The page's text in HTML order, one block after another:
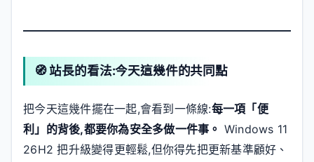
🧭 站長的看法:今天這幾件的共同點
把今天這幾件擺在一起,會看到一條線:每一項「便
利」的背後,都要你為安全多做一件事。 Windows 11
26H2 把升級變得更輕鬆,但你得先把更新基準顧好、